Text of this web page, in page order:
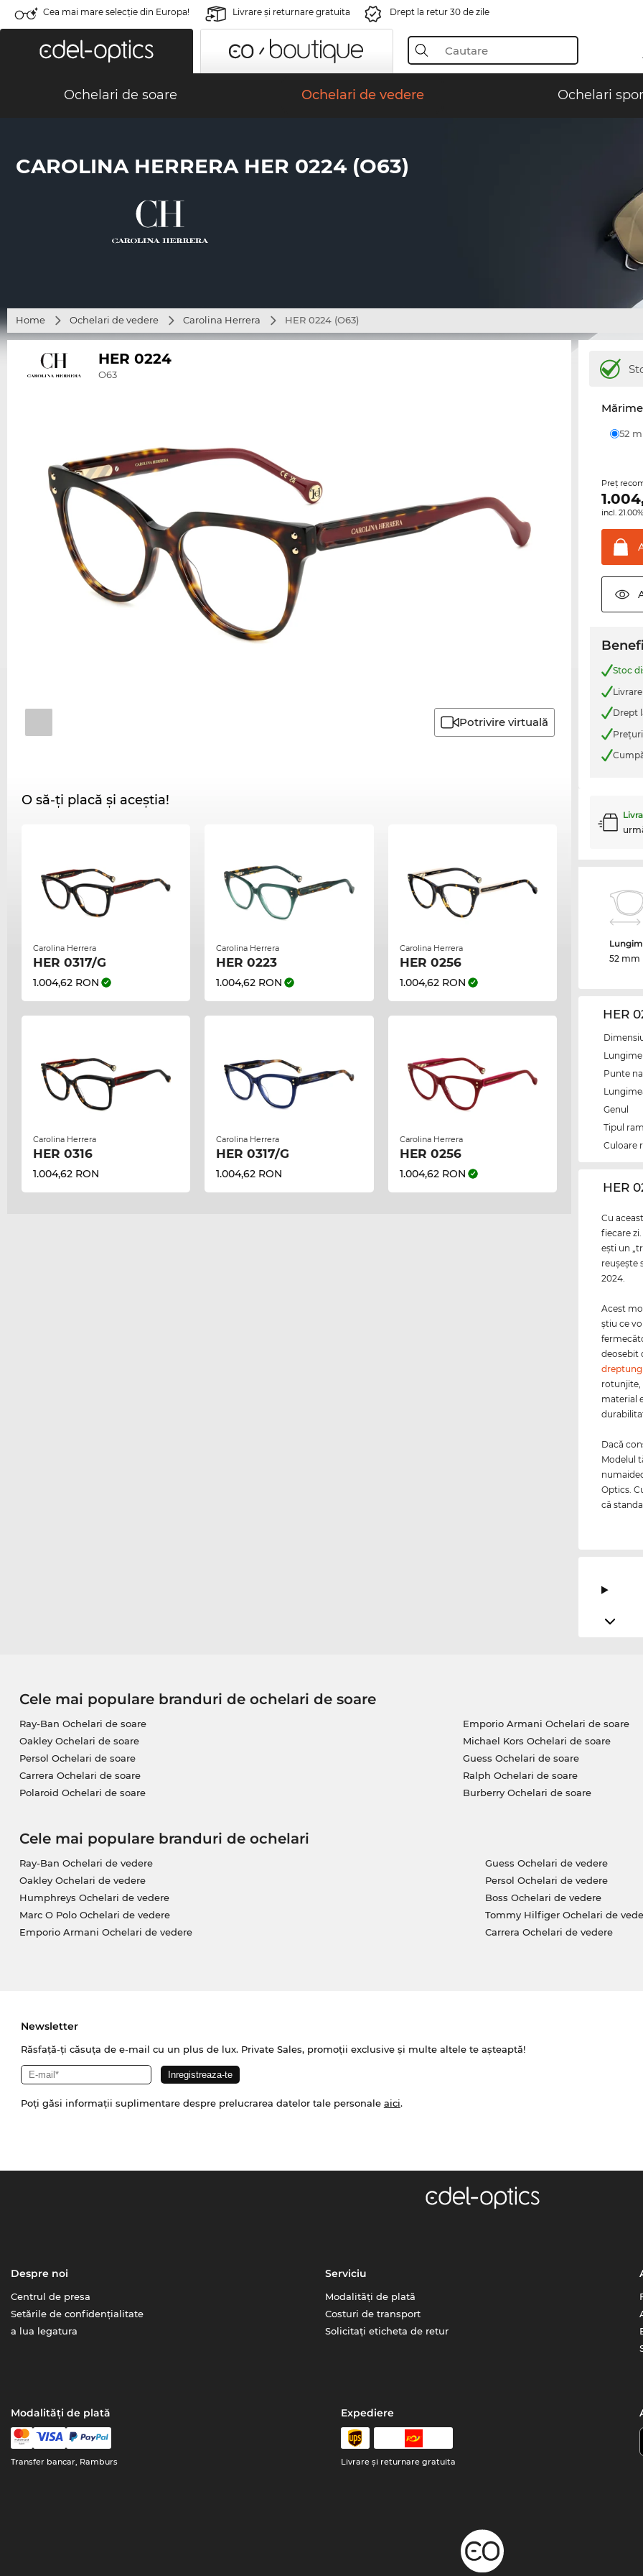
Cea mai mare selecție din Europa! Livrare şi returnare gratuita Drept la retur 30 de zile
Ochelari de soare Ochelari de vedere Ochelari
CAROLINA HERRERA HER 0224 (O63)
Home Ochelari de vedere Carolina Herrera HER 0224 (O63)
HER 0224
O63
Potrivire virtuală
O să-ți placă și aceștia!
Carolina Herrera
HER 0317/G
1.004,62 RON
Carolina Herrera
HER 0223
1.004,62 RON
Carolina Herrera
HER 0256
1.004,62 RON
Carolina Herrera
HER 0316
1.004,62 RON
Carolina Herrera
HER 0317/G
1.004,62 RON
Carolina Herrera
HER 0256
1.004,62 RON
52
Preţ
incl.
Stoc
Drept
52 mm
HER
Punte
Genul
Tipul
Culoare
‌HER
Cu
fiecare
eşti un
reuşeşte
2024.
Acest
ştiu ce
deosebit
rotunjite,
material
Dacă
Modelul
Optics.
că
Cele mai populare branduri de ochelari de soare
Ray-Ban Ochelari de soare
Oakley Ochelari de soare
Persol Ochelari de soare
Carrera Ochelari de soare
Polaroid Ochelari de soare
Emporio Armani Ochelari de soare
Michael Kors Ochelari de soare
Guess Ochelari de soare
Ralph Ochelari de soare
Burberry Ochelari de soare
Cele mai populare branduri de ochelari
Ray-Ban Ochelari de vedere
Oakley Ochelari de vedere
Humphreys Ochelari de vedere
Marc O Polo Ochelari de vedere
Emporio Armani Ochelari de vedere
Guess Ochelari de vedere
Persol Ochelari de vedere
Boss Ochelari de vedere
Tommy Hilfiger Ochelari de
Carrera Ochelari de vedere
Newsletter
Răsfață-ți căsuța de e-mail cu un plus de lux. Private Sales, promoții exclusive și multe altele te așteaptă!
Poți găsi informații suplimentare despre prelucrarea datelor tale personale aici.
Despre noi
Centrul de presa
Setările de confidențialitate
a lua legatura
Serviciu
Modalități de plată
Costuri de transport
Solicitați eticheta de retur
Modalități de plată
Transfer bancar, Ramburs
Expediere
Livrare şi returnare gratuita